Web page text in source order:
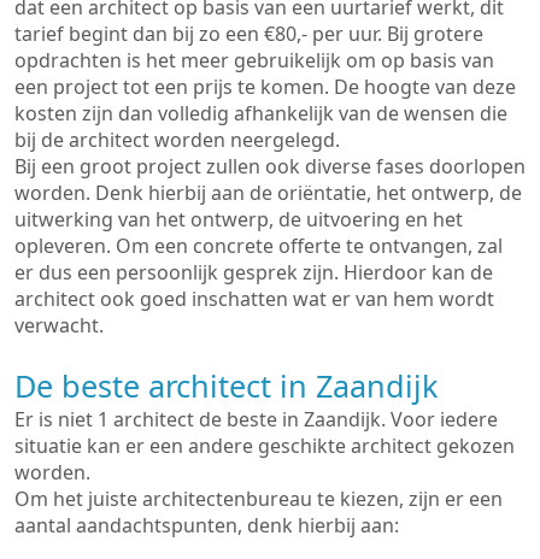
dat een architect op basis van een uurtarief werkt, dit
tarief begint dan bij zo een €80,- per uur. Bij grotere
opdrachten is het meer gebruikelijk om op basis van
een project tot een prijs te komen. De hoogte van deze
kosten zijn dan volledig afhankelijk van de wensen die
bij de architect worden neergelegd.
Bij een groot project zullen ook diverse fases doorlopen
worden. Denk hierbij aan de oriëntatie, het ontwerp, de
uitwerking van het ontwerp, de uitvoering en het
opleveren. Om een concrete offerte te ontvangen, zal
er dus een persoonlijk gesprek zijn. Hierdoor kan de
architect ook goed inschatten wat er van hem wordt
verwacht.
De beste architect in Zaandijk
Er is niet 1 architect de beste in Zaandijk. Voor iedere
situatie kan er een andere geschikte architect gekozen
worden.
Om het juiste architectenbureau te kiezen, zijn er een
aantal aandachtspunten, denk hierbij aan: